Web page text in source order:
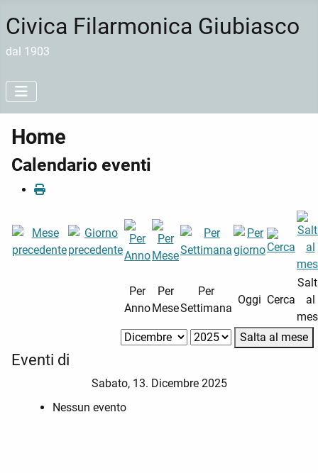
Civica Filarmonica Giubiasco
dal 1903
Home
Calendario eventi
Per
Anno
Per
Mese
Per
Settimana
Oggi Cerca
al
Salta al mese
Eventi di
Sabato, 13. Dicembre 2025
Nessun evento